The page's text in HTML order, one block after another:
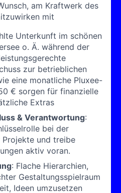
am Kraftwerk des
mit
Unterkunft im schönen
o. Ä. während der
zur betrieblichen
eine monatliche Pluxee-
€ sorgen für finanzielle
Extras
& Verantwortung:
bei der
Projekte und treibe
aktiv voran.
: Flache Hierarchien,
Gestaltungsspielraum
Ideen umzusetzen